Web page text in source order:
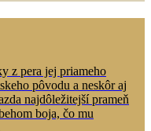
z pera jej priameho
pôvodu a neskôr aj
najdôležitejší prameň
boja, čo mu